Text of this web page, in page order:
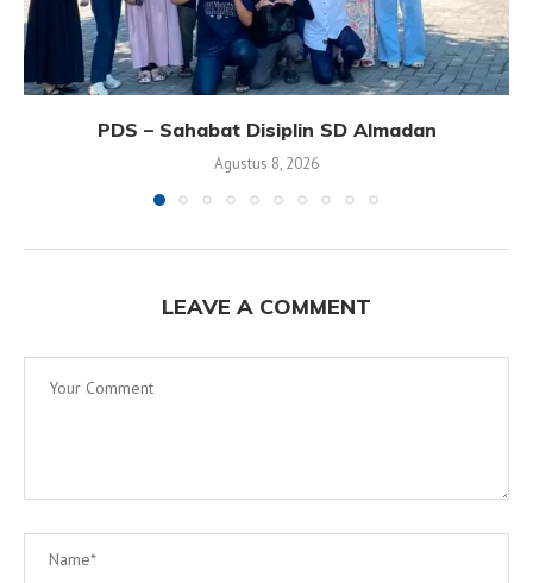
PDS – Sahabat Disiplin SD Almadan
Agustus 8, 2026
LEAVE A COMMENT